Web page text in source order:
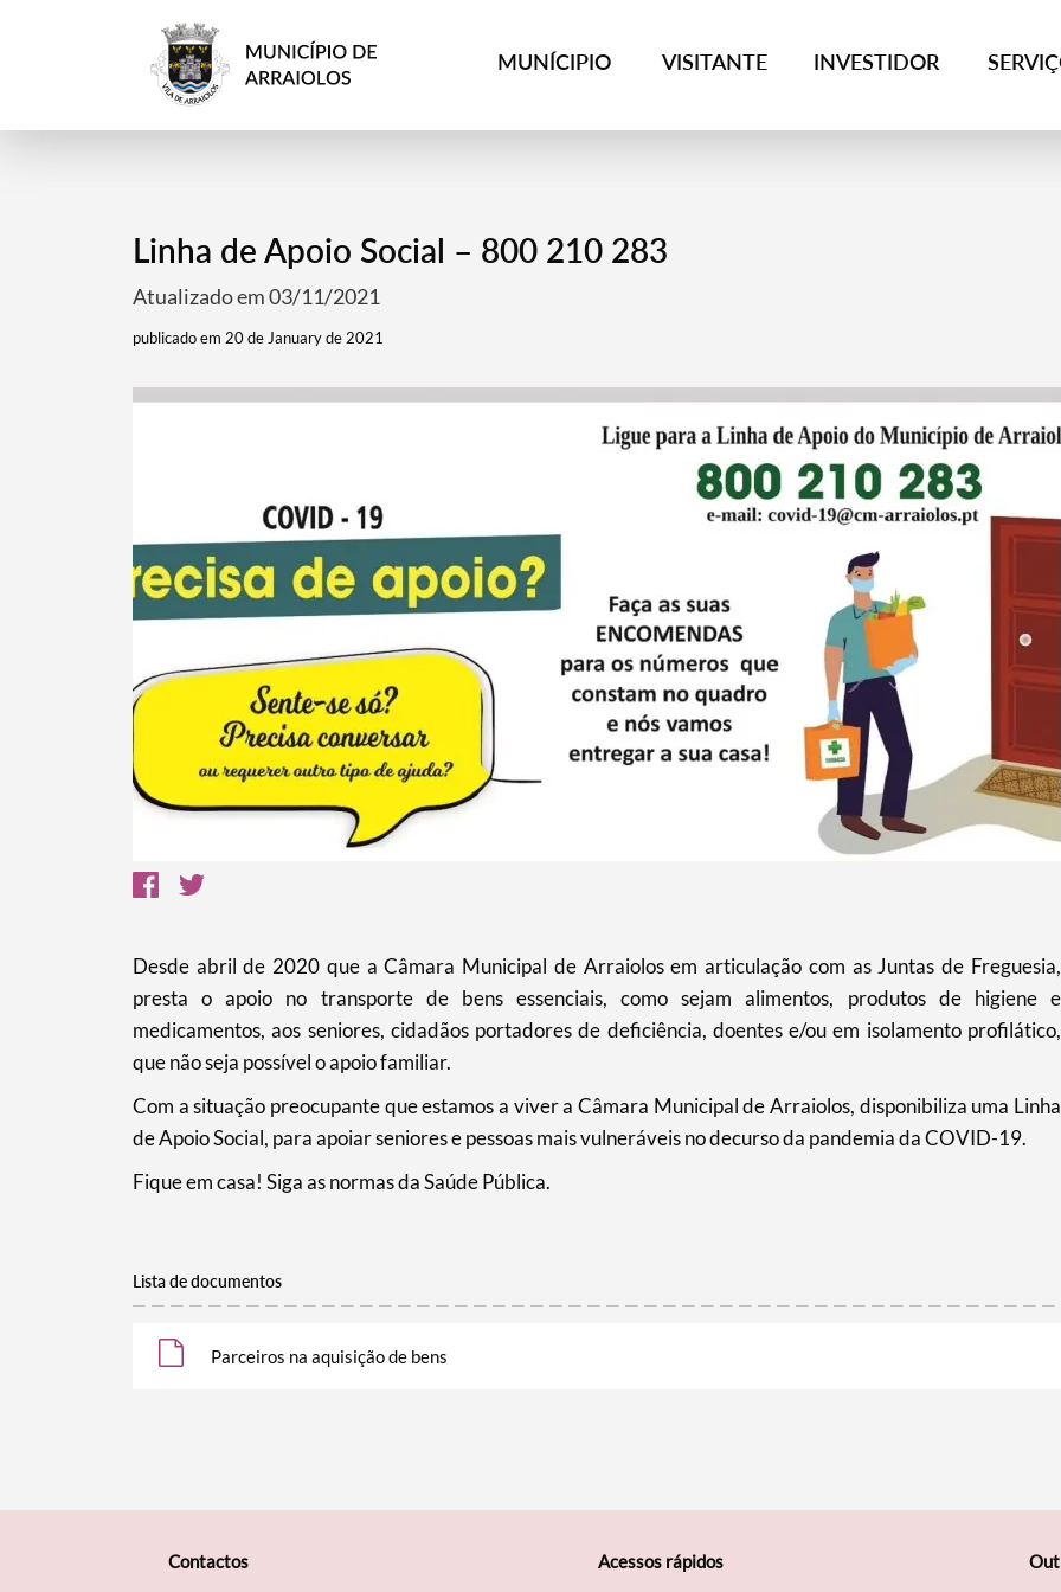
MUNÍCIPIO VISITANTE INVESTIDOR
Termo de Pesquisa
Filtros
Linha de Apoio Social – 800 210 283
Atualizado em 03/11/2021
publicado em 20 de January de 2021
Desde abril de 2020 que a Câmara Municipal de Arraiolos em articulação com as Juntas de Freguesia,
presta o apoio no transporte de bens essenciais, como sejam alimentos, produtos de higiene e
medicamentos, aos seniores, cidadãos portadores de deficiência, doentes e/ou em isolamento profilático,
que não seja possível o apoio familiar.
Com a situação preocupante que estamos a viver a Câmara Municipal de Arraiolos, disponibiliza uma Linha
de Apoio Social, para apoiar seniores e pessoas mais vulneráveis no decurso da pandemia da COVID-19.
Fique em casa! Siga as normas da Saúde Pública.
Lista de documentos
Parceiros na aquisição de bens
Contactos Acessos rápidos